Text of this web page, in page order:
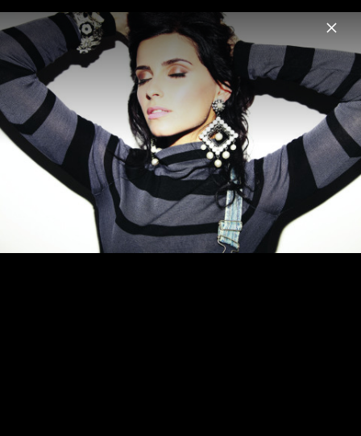
Menu
Nelly Furtado
Home News Musik Videos Fotos Biografie
Pressefotos "7" (2024)